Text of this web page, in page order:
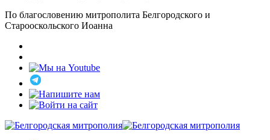
По благословению митрополита Белгородского и
Старооскольского Иоанна